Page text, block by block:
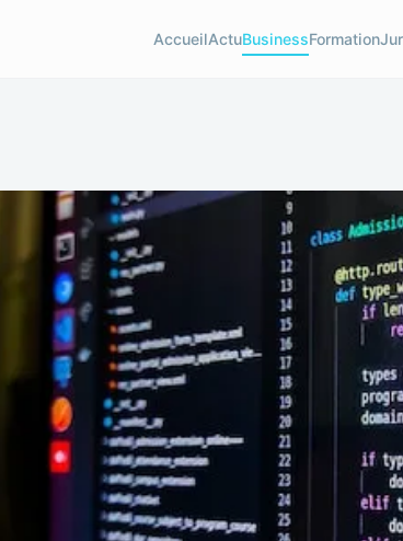
AccueilActuBusinessFormation